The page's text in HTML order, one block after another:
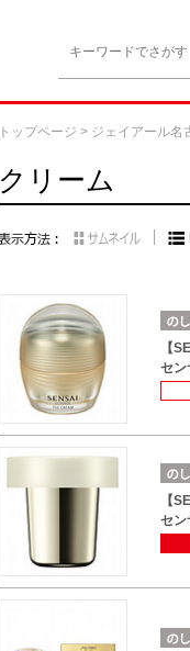
トップページ > ジェイアール名
クリーム
【
セン
【
セン